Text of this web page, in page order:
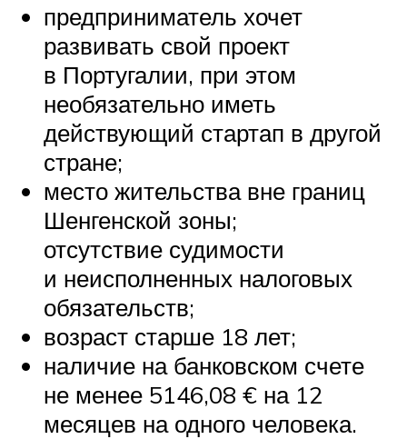
предприниматель хочет
развивать свой проект
в Португалии, при этом
необязательно иметь
действующий стартап в другой
стране;
место жительства вне границ
Шенгенской зоны;
отсутствие судимости
и неисполненных налоговых
обязательств;
возраст старше 18 лет;
наличие на банковском счете
не менее 5146,08 € на 12
месяцев на одного человека.